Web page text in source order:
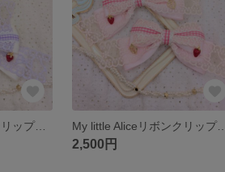
My little Aliceリボンクリップ ラベンダー My little Aliceリボンクリップ ピンク
2,500円